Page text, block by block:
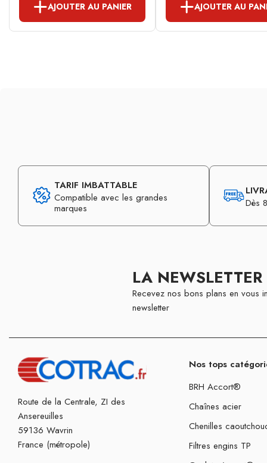
AJOUTER AU PANIER AJOUTER AU
TARIF IMBATTABLE
Compatible avec les grandes
marques
Dès
LA NEWSLETTER
Recevez nos bons plans en vous
newsletter
Route de la Centrale, ZI des
Ansereuilles
59136 Wavrin
France (métropole)
Nos tops
BRH Accort®
Chaînes acier
Chenilles
Filtres engins TP